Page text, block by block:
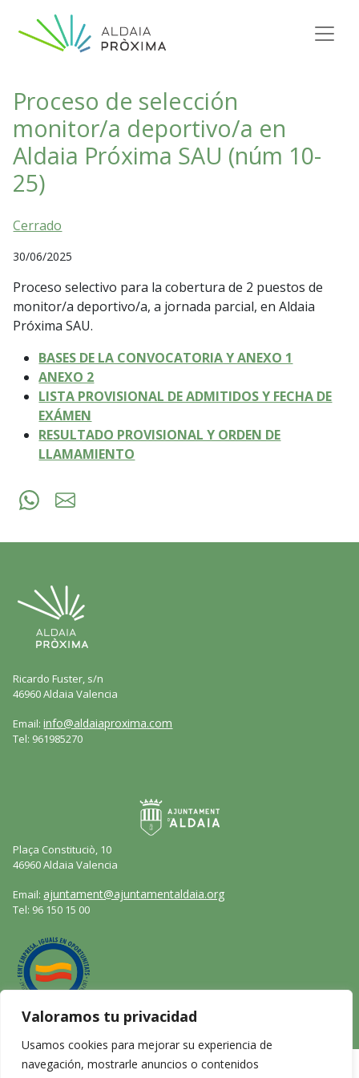
Valoramos tu privacidad
Usamos cookies para mejorar su experiencia de
navegación, mostrarle anuncios o contenidos
Navegación principal
Proceso de selección
monitor/a deportivo/a en
Aldaia Próxima SAU (núm 10-
25)
Cerrado
30/06/2025
Proceso selectivo para la cobertura de 2 puestos de
monitor/a deportivo/a, a jornada parcial, en Aldaia
Próxima SAU.
BASES DE LA CONVOCATORIA Y ANEXO 1
ANEXO 2
LISTA PROVISIONAL DE ADMITIDOS Y FECHA DE
EXÁMEN
RESULTADO PROVISIONAL Y ORDEN DE
LLAMAMIENTO
Ricardo Fuster, s/n
46960 Aldaia Valencia
Email:info@aldaiaproxima.com
Tel: 961985270
Plaça Constituciò, 10
46960 Aldaia Valencia
Email: ajuntament@ajuntamentaldaia.org
Tel: 96 150 15 00